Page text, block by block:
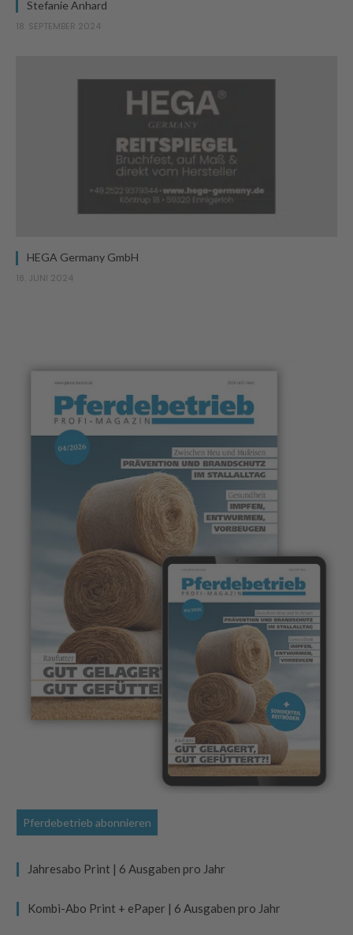
Stefanie Anhard
18. SEPTEMBER 2024
HEGA Germany GmbH
18. JUNI 2024
Pferdebetrieb abonnieren
Jahresabo Print | 6 Ausgaben pro Jahr
Kombi-Abo Print + ePaper | 6 Ausgaben pro Jahr